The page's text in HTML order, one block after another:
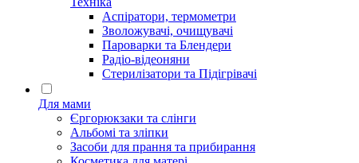
Аспіратори, термометри
Зволожувачі, очищувачі
Пароварки та Блендери
Радіо-відеоняни
Стерилізатори та Підігрівачі
Для мами
Єргорюкзаки та слінги
Альбомі та зліпки
Засоби для прання та прибирання